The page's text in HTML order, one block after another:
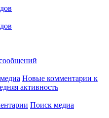
Новые комментарии к
активность
Поиск медиа